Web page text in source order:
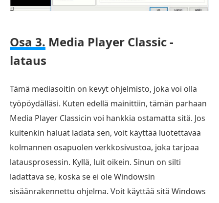
Osa 3. Media Player Classic -
lataus
Tämä mediasoitin on kevyt ohjelmisto, joka voi olla
työpöydälläsi. Kuten edellä mainittiin, tämän parhaan
Media Player Classicin voi hankkia ostamatta sitä. Jos
kuitenkin haluat ladata sen, voit käyttää luotettavaa
kolmannen osapuolen verkkosivustoa, joka tarjoaa
latausprosessin. Kyllä, luit oikein. Sinun on silti
ladattava se, koska se ei ole Windowsin
sisäänrakennettu ohjelma. Voit käyttää sitä Windows